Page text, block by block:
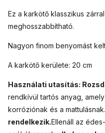
Ez a karkötő klasszikus
meghosszabbítható.
Nagyon finom benyomást
A karkötő kerülete: 20 cm
Használati utasítás:
rendkívül tartós anyag,
korróziónak és a mattulásnak.
rendelkezik.Ellenáll az